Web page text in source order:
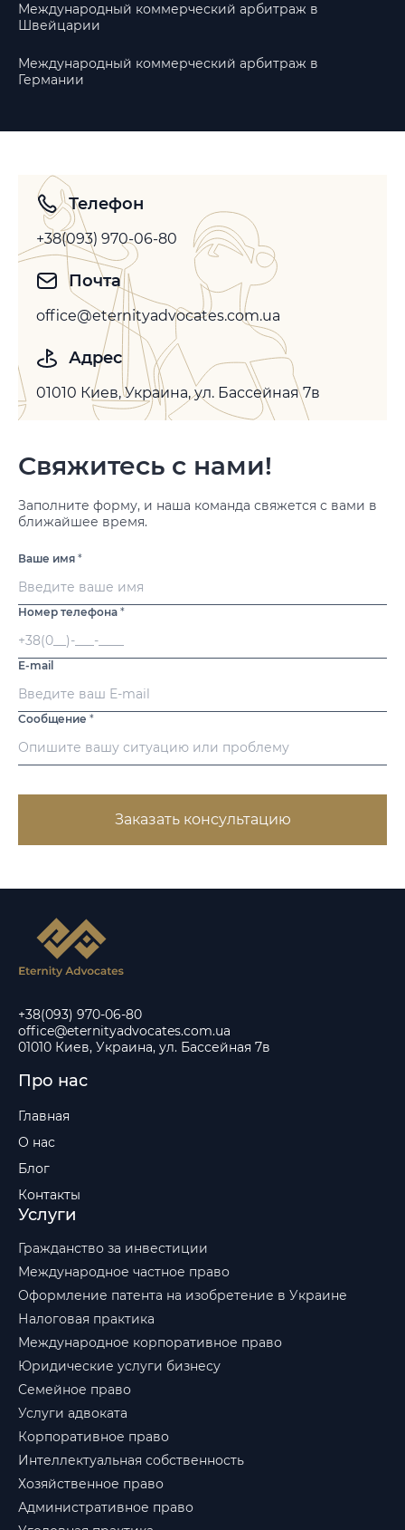
Международный коммерческий арбитраж в
Швейцарии
Международный коммерческий арбитраж в
Германии
Телефон
+38(093) 970-06-80
Почта
office@eternityadvocates.com.ua
Адрес
01010 Киев, Украина, ул. Бассейная 7в
Свяжитесь с нами!
Заполните форму, и наша команда свяжется с вами в
ближайшее время.
Ваше имя *
Номер телефона *
E-mail
Сообщение *
Заказать консультацию
+38(093) 970-06-80
office@eternityadvocates.com.ua
01010 Киев, Украина, ул. Бассейная 7в
Про нас
Главная
О нас
Блог
Контакты
Услуги
Гражданство за инвестиции
Международное частное право
Оформление патента на изобретение в Украине
Налоговая практика
Международное корпоративное право
Юридические услуги бизнесу
Семейное право
Услуги адвоката
Корпоративное право
Интеллектуальная собственность
Хозяйственное право
Административное право